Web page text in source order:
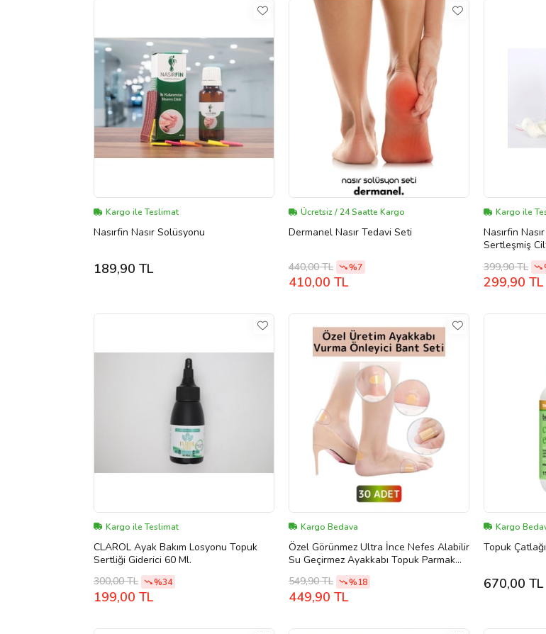
Kargo ile Teslimat
Nasırfin Nasır Solüsyonu
189,90 TL
Ücretsiz / 24 Saatte Kargo
Dermanel Nasır Tedavi Seti
440,00 TL %7
410,00 TL
Kargo ile
Nasırfin
Sertleşmiş
399,90 TL
299,90 TL
Kargo ile Teslimat
CLAROL Ayak Bakım Losyonu Topuk
Sertliği Giderici 60 Ml.
300,00 TL
%34
199,00 TL
Kargo Bedava
Özel Görünmez Ultra İnce Nefes Alabilir
Su Geçirmez Ayakkabı Topuk Parmak
Vurma Önleyici Bant 30'lu
549,90 TL %18
449,90 TL
Kargo
Topuk
670,00 TL